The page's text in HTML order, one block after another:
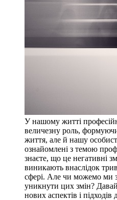
У нашому житті
величезну роль,
життя, але й нашу
ознайомлені з темою
знаєте, що це негативні
виникають внаслідок
сфері. Але чи можемо ми
уникнути цих змін?
нових аспектів і підходів